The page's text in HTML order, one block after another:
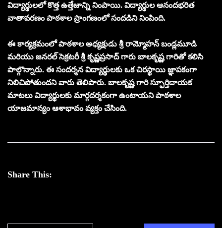
విద్యార్థులలో కొత్త ఉత్తేజాన్ని నింపాయి. విద్యార్థుల ఆనందభరిత
వాతావరణం పాఠశాల ప్రాంగణంలో సందడిని నింపింది.
ఈ కార్యక్రమంలో పాఠశాల అధ్యక్షుడు శ్రీ రామ్మోహన్ బండ్లమూడి
మరియు జనరల్ సెక్రటరీ శ్రీ కృష్ణప్రసాద్ గారు బాలకృష్ణ గారితో కలిసి
పాల్గొన్నారు. ఈ సందర్శన విద్యార్థులకు ఒక చిరస్థాయి జ్ఞాపకంగా
నిలిచిపోతుందని వారు తెలిపారు. బాలకృష్ణ గారి స్ఫూర్తిదాయక
మాటలు విద్యార్థులకు మార్గదర్శకంగా ఉంటాయని పాఠశాల
యాజమాన్యం ఆశాభావం వ్యక్తం చేసింది.
Share This: